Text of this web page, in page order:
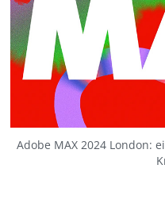
Adobe MAX 2024 London: